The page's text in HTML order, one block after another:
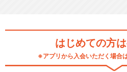
はじめての方
※アプリから入会いただく場合